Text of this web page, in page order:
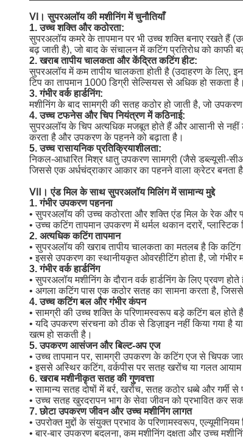
Ⅵ।सुपरअलॉय की मशीनिंग में चुनौतियाँ
1. उच्च शक्ति और कठोरता:
सुपरअलॉय कमरे के तापमान पर भी उच्च शक्ति बनाए रखते हैं
बढ़ जाती है), जो बाद के संचालन में कटिंग प्रतिरोध को काफी
2. खराब तापीय चालकता और केंद्रित कटिंग हीट:
सुपरअलॉय में कम तापीय चालकता होती है (उदाहरण के लिए,
टिप का तापमान 1000 डिग्री सेल्सियस से अधिक हो सकता
3. गंभीर वर्क हार्डनिंग:
मशीनिंग के बाद सामग्री की सतह कठोर हो जाती है, जो
4. उच्च टफनेस और चिप नियंत्रण में कठिनाई:
सुपरअलॉय के चिप अत्यधिक मजबूत होते हैं और आसानी से नहीं
करता है और उपकरण के पहनने को बढ़ाता है।
5. उच्च रासायनिक प्रतिक्रियाशीलता:
निकल-आधारित मिश्र धातु उपकरण सामग्री (जैसे डब्ल्यूसी-
जिससे एक अर्धचंद्राकार आकार का पहनने वाला क्रेटर बनता
Ⅶ।एंड मिल के साथ सुपरअलॉय मिलिंग में सामान्य मुद्दे
1. गंभीर उपकरण पहनना
• सुपरअलॉय की उच्च कठोरता और शक्ति एंड मिल के रेक
• उच्च कटिंग तापमान उपकरण में थर्मल थकान दरारें,
2. अत्यधिक कटिंग तापमान
• सुपरअलॉय की खराब तापीय चालकता का मतलब है कि कटिंग के
• इससे उपकरण का स्थानीयकृत ओवरहीटिंग होता है, जो
3. गंभीर वर्क हार्डनिंग
• सुपरअलॉय मशीनिंग के दौरान वर्क हार्डनिंग के लिए प्रवण
• अगला कटिंग पास एक कठोर सतह का सामना करता है,
4. उच्च कटिंग बल और गंभीर कंपन
• सामग्री की उच्च शक्ति के परिणामस्वरूप बड़े कटिंग बल होते
• यदि उपकरण संरचना को ठीक से डिज़ाइन नहीं किया गया
खत्म हो सकती है।
5. उपकरण आसंजन और बिल्ट-अप एज
• उच्च तापमान पर, सामग्री उपकरण के कटिंग एज से चिपक
• इससे अस्थिर कटिंग, वर्कपीस पर सतह खरोंच या गलत
6. खराब मशीनीकृत सतह की गुणवत्ता
• सामान्य सतह दोषों में बर्र, खरोंच, सतह कठोर धब्बे और गर्मी
• उच्च सतह खुरदरापन भाग के सेवा जीवन को प्रभावित कर
7. छोटा उपकरण जीवन और उच्च मशीनिंग लागत
• उपरोक्त मुद्दों के संयुक्त प्रभाव के परिणामस्वरूप,
• बार-बार उपकरण बदलना, कम मशीनिंग दक्षता और उच्च